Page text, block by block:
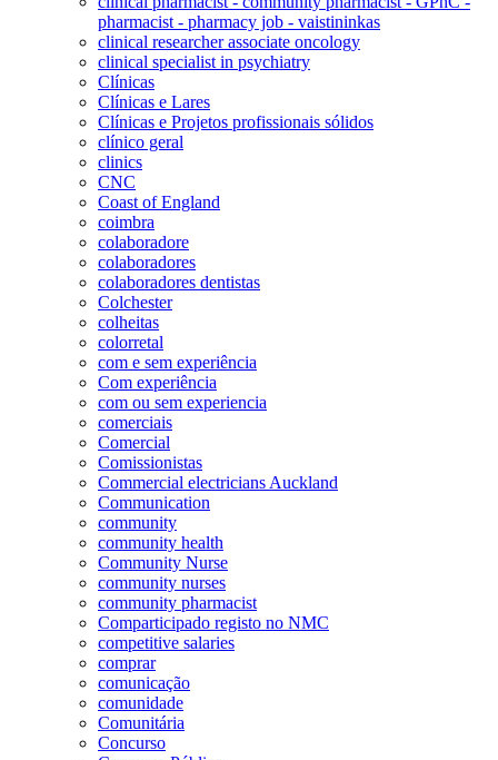
pharmacist - pharmacy job - vaistininkas
clinical researcher associate oncology
clinical specialist in psychiatry
Clínicas
Clínicas e Lares
Clínicas e Projetos profissionais sólidos
clínico geral
clinics
CNC
Coast of England
coimbra
colaboradore
colaboradores
colaboradores dentistas
Colchester
colheitas
colorretal
com e sem experiência
Com experiência
com ou sem experiencia
comerciais
Comercial
Comissionistas
Commercial electricians Auckland
Communication
community
community health
Community Nurse
community nurses
community pharmacist
Comparticipado registo no NMC
competitive salaries
comprar
comunicação
comunidade
Comunitária
Concurso